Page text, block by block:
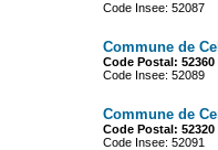
Code Insee: 52087
Commune de
Code Postal: 52360
Code Insee: 52089
Commune de
Code Postal: 52320
Code Insee: 52091